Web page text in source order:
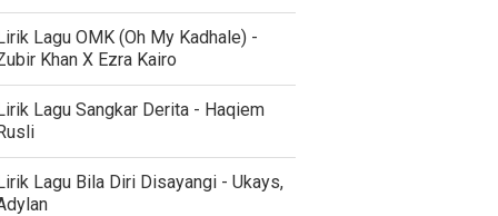
Lagu OMK (Oh My Kadhale) -
Khan X Ezra Kairo
Lagu Sangkar Derita - Haqiem
Lagu Bila Diri Disayangi - Ukays,